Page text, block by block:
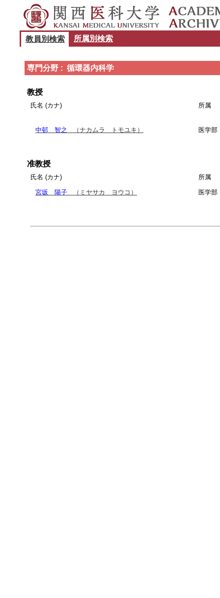
教員別検索 所属別検索
専門分野 : 循環器内科学
教授
氏名 (カナ) 所属
中邨 智之 （ナカムラ トモユキ） 医学部
准教授
氏名 (カナ) 所属
宮坂 陽子 （ミヤサカ ヨウコ） 医学部